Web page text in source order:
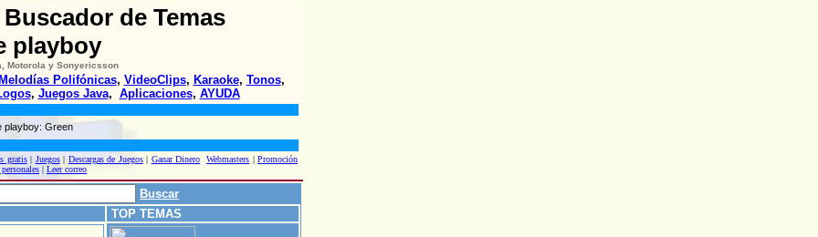
de Temas
playboy
Motorola y Sonyericsson
Melodías Polifónicas, VideoClips, Karaoke, Tonos,
, Juegos Java, Aplicaciones, AYUDA
playboy: Green
gratis| Juegos| Descargas de Juegos| Ganar Dinero Webmasters |Promoción
| Leer correo
Buscar
TOP TEMAS